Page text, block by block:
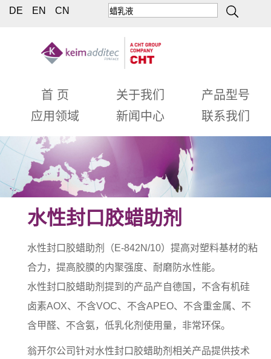
DE EN CN
首 页 关于我们
产品型号
应用领域
新闻中心 联系我们
水性封口胶蜡助剂
水性封口胶蜡助剂（E-842N/10）提高对塑料基材的粘
合力，提高胶膜的内聚强度、耐磨防水性能。
水性封口胶蜡助剂提到的产品产自德国，不含有机硅
卤素AOX、不含VOC、不含APEO、不含重金属、不
含甲醛、不含氨，低乳化剂使用量，非常环保。
翁开尔公司针对水性封口胶蜡助剂相关产品提供技术